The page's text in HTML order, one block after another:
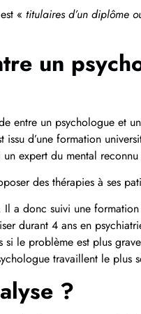
« titulaires d’un diplôme
un
entre un psychologue et
d’une formation
expert du mental reconnu
des thérapies à ses
Il a donc suivi une
durant 4 ans en
si le problème est plus
travaillent le plus
?